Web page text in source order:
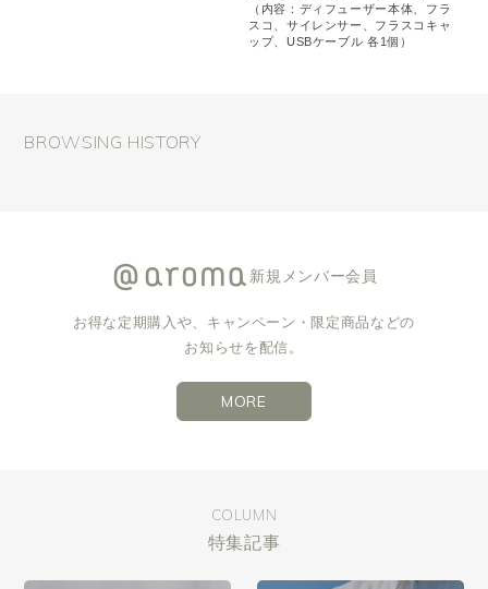
（内容：ディフューザー本体、フラ
スコ、サイレンサー、フラスコキャ
ップ、USBケーブル 各1個）
BROWSING HISTORY
新規メンバー会員
お得な定期購入や、キャンペーン・限定商品などの
お知らせを配信。
MORE
COLUMN
特集記事